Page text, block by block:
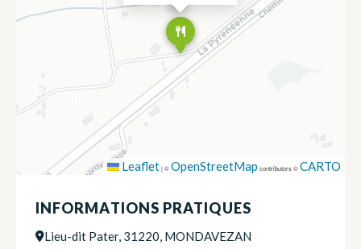
Leaflet|©OpenStreetMap contributors ©CARTO
INFORMATIONS PRATIQUES
Lieu-dit Pater, 31220, MONDAVEZAN